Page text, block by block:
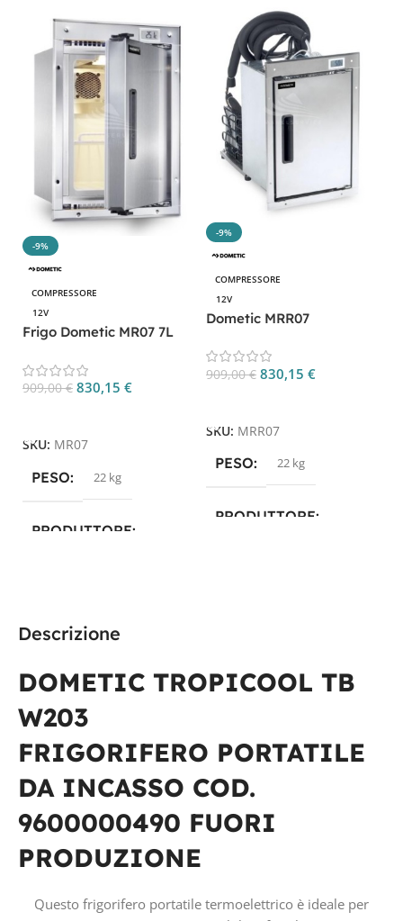
Descrizione
DOMETIC TROPICOOL TB
W203
FRIGORIFERO PORTATILE
DA INCASSO COD.
9600000490 FUORI
PRODUZIONE
Questo frigorifero portatile termoelettrico è ideale per
-9%
COMPRESSORE
12V
Frigo Dometic MR07 7L
display digitale
909,00€ 830,15 €
SKU: MR07
PESO 22 kg
PRODUTTORE
TECNOLOGIA
COMPRESSORE
TENSIONE IN VOLT
-9%
COMPRESSORE
12V
Dometic MRR07
Acciaio Inox
909,00€ 830,15 €
SKU: MRR07
PESO 22 kg
PRODUTTORE
12V